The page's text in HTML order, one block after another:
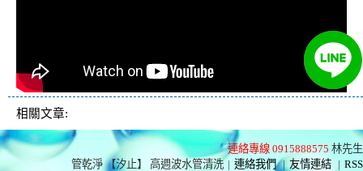
相關文章:
連絡專線 0915888575 林先生
管乾淨 【汐止】 高週波水管清洗 | 連絡我們 | 友情連結 | RSS